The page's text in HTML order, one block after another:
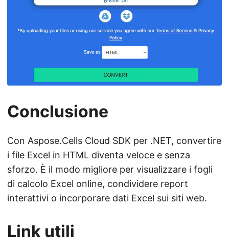
Conclusione
Con Aspose.Cells Cloud SDK per .NET, convertire
i file Excel in HTML diventa veloce e senza
sforzo. È il modo migliore per visualizzare i fogli
di calcolo Excel online, condividere report
interattivi o incorporare dati Excel sui siti web.
Link utili